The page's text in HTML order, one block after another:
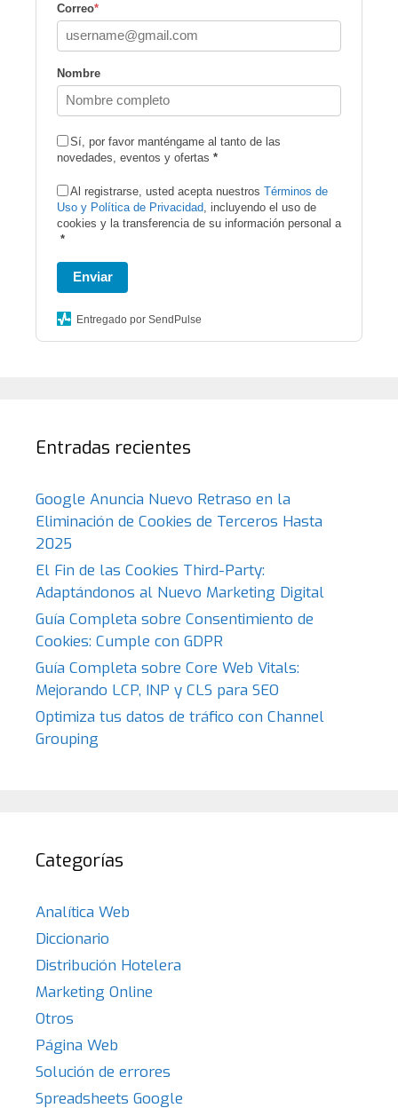
Correo*
Nombre
Sí, por favor manténgame al tanto de las
novedades, eventos y ofertas *
Al registrarse, usted acepta nuestros Términos de
Uso y Política de Privacidad , incluyendo el uso de
cookies y la transferencia de su información personal a
*
Enviar
Entregado por SendPulse
Entradas recientes
Google Anuncia Nuevo Retraso en la
Eliminación de Cookies de Terceros Hasta
2025
El Fin de las Cookies Third-Party:
Adaptándonos al Nuevo Marketing Digital
Guía Completa sobre Consentimiento de
Cookies: Cumple con GDPR
Guía Completa sobre Core Web Vitals:
Mejorando LCP, INP y CLS para SEO
Optimiza tus datos de tráfico con Channel
Grouping
Categorías
Analítica Web
Diccionario
Distribución Hotelera
Marketing Online
Otros
Página Web
Solución de errores
Spreadsheets Google